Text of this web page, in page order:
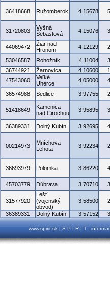
36418668 Ružomberok 4.15678
31720803
Vyšná
Šebastová
4.15076
44069472
Žiar nad
Hronom
4.12129
53046587 Rohožník 4.11004
36744921 Žarnovica 4.10600
47543060
Veľké
Uherce
4.05000
36574988 Sedlice 3.97755
51418649
Kamenica
nad Cirochou
3.95895
36389331 Dolný Kubín 3.92695
00214973
Mníchova
Lehota
3.92234
36693979 Polomka 3.86220
45703779 Dúbrava 3.70710
31577920
Lešť
(vojenský
obvod)
3.58500
36389331 Dolný Kubín 3.57152
www.spirit.sk | S P I R I T -